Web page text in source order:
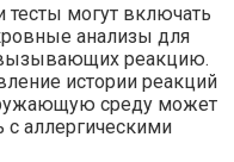
тесты могут включать
анализы для
реакцию.
истории реакций
среду может
с аллергическими